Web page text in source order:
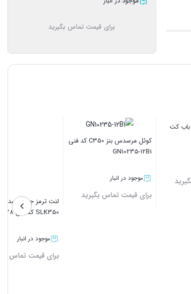
برای قیمت تماس بگیرید
پمپ تغذیه خودرو سنگین داف
برای قیمت تماس بگیرید
موجود در انبار
برای قیمت تماس بگیرید